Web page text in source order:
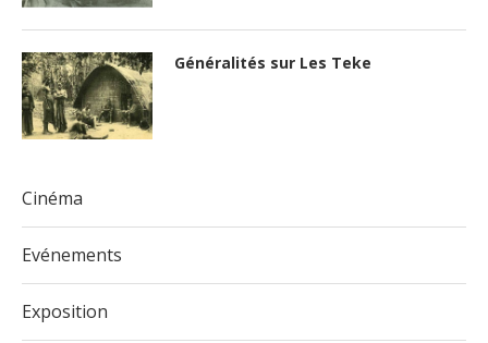
Généralités sur Les Teke
Cinéma
Evénements
Exposition